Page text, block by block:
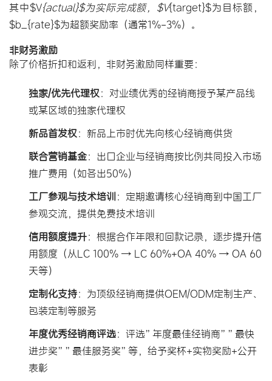
其中$V{actual}$为实际完成额，$V{target}$为目标额，
$b_{rate}$为超额奖励率（通常1%-3%）。
非财务激励
除了价格折扣和返利，非财务激励同样重要：
独家/优先代理权 ：对业绩优秀的经销商授予某产品线
或某区域的独家代理权
新品首发权 ：新品上市时优先向核心经销商供货
联合营销基金：出口企业与经销商按比例共同投入市场
推广费用（如各出50%）
工厂参观与技术培训 ：定期邀请核心经销商到中国工厂
参观交流，提供免费技术培训
信用额度提升：根据合作年限和回款记录，逐步提升信
用额度（从LC 100% → LC 60%+OA 40% → OA 60
天等）
定制化支持：为顶级经销商提供OEM/ODM定制生产、
包装定制等服务
年度优秀经销商评选：评选”年度最佳经销商””最快
进步奖””最佳服务奖”等，给予奖杯+实物奖励+公开
表彰